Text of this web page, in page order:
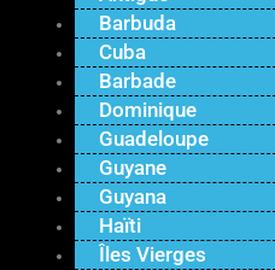
Barbuda
Cuba
Barbade
Dominique
Guadeloupe
Guyane
Guyana
Haïti
Îles Vierges